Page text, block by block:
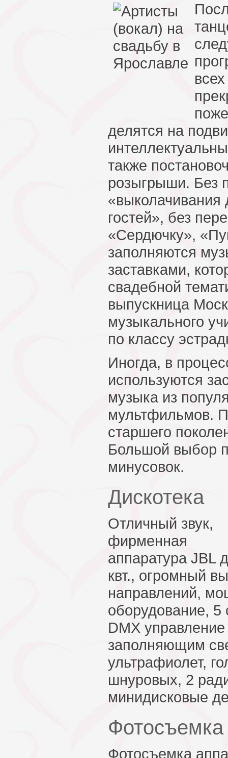
делятся на
также
розыгрыши. Без
«выколачивания
гостей», без
«Сердючку»,
заполняются
заставками,
свадебной
выпускница
музыкального
по классу
Иногда, в
используются
музыка из
мультфильмов.
старшего
Большой выбор
минусовок.
Дискотека
Отличный звук,
фирменная
аппаратура JBL
квт., огромный
направлений,
оборудование, 5
DMX
заполняющим
ультрафиолет,
шнуровых, 2
минидисковые
Фотосъемка
Фотосъемка